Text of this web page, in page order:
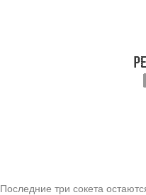
Последние три сокета